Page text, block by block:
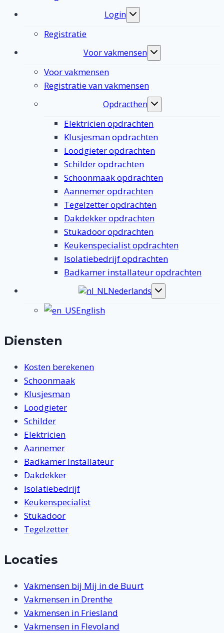
Login
Toggle
submenu
Registratie
Voor vakmensen
Toggle
submenu
Voor vakmensen
Registratie van vakmensen
Opdracthen
Toggle
submenu
Elektricien opdrachten
Klusjesman opdrachten
Loodgieter opdrachten
Schilder opdrachten
Schoonmaak opdrachten
Aannemer opdrachten
Tegelzetter opdrachten
Dakdekker opdrachten
Stukadoor opdrachten
Keukenspecialist opdrachten
Isolatiebedrijf opdrachten
Badkamer installateur opdrachten
Nederlands
Toggle
submenu
English
Diensten
Kosten berekenen
Schoonmaak
Klusjesman
Loodgieter
Schilder
Elektricien
Aannemer
Badkamer Installateur
Dakdekker
Isolatiebedrijf
Keukenspecialist
Stukadoor
Tegelzetter
Locaties
Vakmensen bij Mij in de Buurt
Vakmensen in Drenthe
Vakmensen in Friesland
Vakmensen in Flevoland